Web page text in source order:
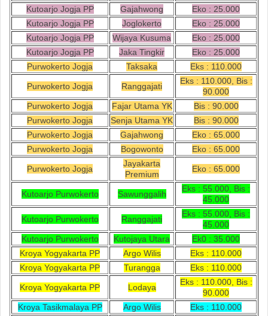
Kutoarjo Jogja PP
Gajahwong
Eko : 25.000
Kutoarjo Jogja PP
Joglokerto
Eko : 25.000
Kutoarjo Jogja PP
Wijaya Kusuma
Eko : 25.000
Kutoarjo Jogja PP
Jaka Tingkir
Eko : 25.000
Purwokerto Jogja
Taksaka Eks : 110.000
Purwokerto Jogja Ranggajati
Eks : 110.000, Bis :
90.000
Purwokerto Jogja
Fajar Utama YK
Bis : 90.000
Purwokerto Jogja
Senja Utama YK
Bis : 90.000
Purwokerto Jogja
Gajahwong
Eko : 65.000
Purwokerto Jogja
Bogowonto Eko : 65.000
Purwokerto Jogja
Jayakarta
Premium
Eko : 65.000
Kutoarjo Purwokerto Sawunggalih
Eks : 55.000, Bis :
45.000
Kutoarjo Purwokerto Ranggajati
Eks : 55.000, Bis :
45.000
Kutoarjo Purwokerto
Kutojaya Utara
Ek0 : 35.000
Kroya Yogyakarta PP
Argo Wilis
Eks : 110.000
Kroya Yogyakarta PP
Turangga Eks : 110.000
Kroya Yogyakarta PP Lodaya
Eks : 110.000, Bis :
90.000
Kroya Tasikmalaya PP
Argo Wilis
Eks : 110.000